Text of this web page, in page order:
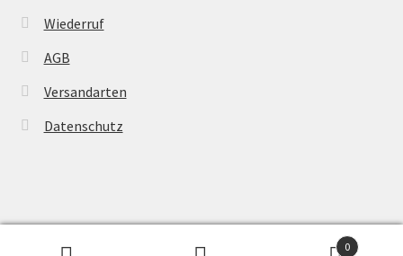
Wiederruf
AGB
Versandarten
Datenschutz
0